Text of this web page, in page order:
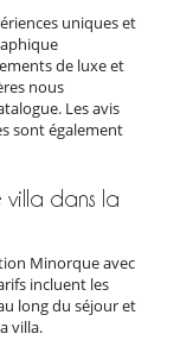
uniques et
de luxe et
nous
Les avis
sont également
villa dans la
Minorque avec
incluent les
long du séjour et
villa.